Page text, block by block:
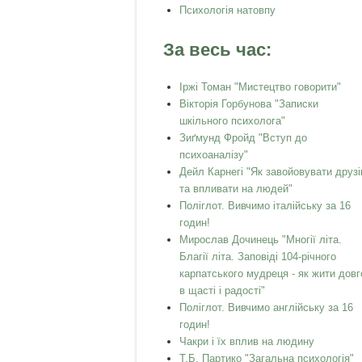
Психологія натовпу
За весь час:
Іржі Томан "Мистецтво говорити"
Вікторія Горбунова "Записки
шкільного психолога"
Зиґмунд Фройд "Вступ до
психоаналізу"
Дейл Карнегі "Як завойовувати
та впливати на людей"
Поліглот. Вивчимо італійську за 16
годин!
Мирослав Дочинець "Многії літа.
Благії літа. Заповіді 104-річного
карпатського мудреця - як жити
в щасті і радості"
Поліглот. Вивчимо англійську за 16
годин!
Чакри і їх вплив на людину
Т.Б. Партико "Загальна психологія"